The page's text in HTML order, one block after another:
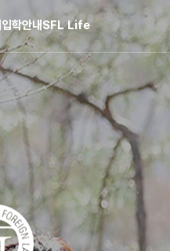
입학안내SFL Life